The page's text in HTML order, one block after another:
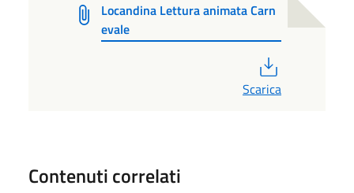
Locandina Lettura animata Carn
evale
Scarica
Contenuti correlati